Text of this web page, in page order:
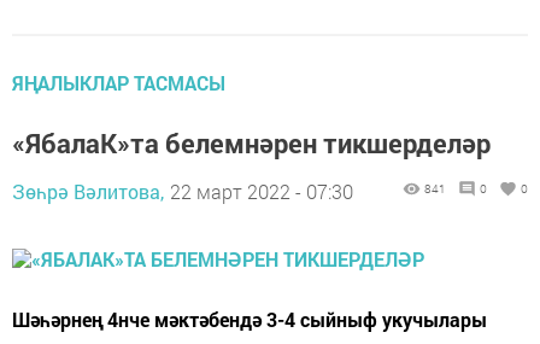
ЯҢАЛЫКЛАР ТАСМАСЫ
«ЯбалаК»та белемнәрен тикшерделәр
Зөһрә Вәлитова, 22 март 2022 - 07:30 841 0 0
Шәһәрнең 4нче мәктәбендә 3-4 сыйныф укучылары